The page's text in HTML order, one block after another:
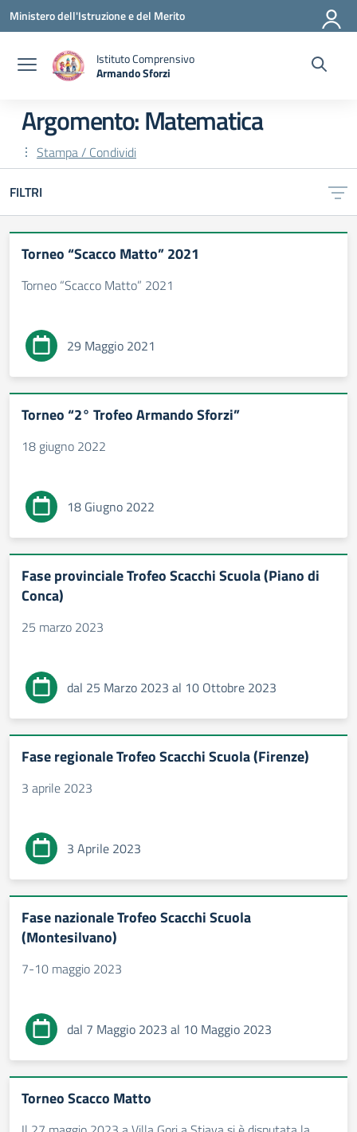
Vai ai contenuti
Vai al menu di navigazione
Vai al footer
Ministero dell'Istruzione e del Merito
Istituto Comprensivo
Armando Sforzi
Argomento: Matematica
Stampa / Condividi
FILTRI
Torneo “Scacco Matto” 2021
Torneo “Scacco Matto” 2021
29 Maggio 2021
Torneo “2° Trofeo Armando Sforzi”
18 giugno 2022
18 Giugno 2022
Fase provinciale Trofeo Scacchi Scuola (Piano di
Conca)
25 marzo 2023
dal 25 Marzo 2023 al 10 Ottobre 2023
Fase regionale Trofeo Scacchi Scuola (Firenze)
3 aprile 2023
3 Aprile 2023
Fase nazionale Trofeo Scacchi Scuola
(Montesilvano)
7-10 maggio 2023
dal 7 Maggio 2023 al 10 Maggio 2023
Torneo Scacco Matto